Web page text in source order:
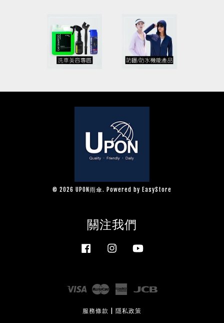
© 2026 UPON雨傘. Powered by EasyStore
關注我們
Facebook Instagram
Visa Master
American
服務條款 隱私政策